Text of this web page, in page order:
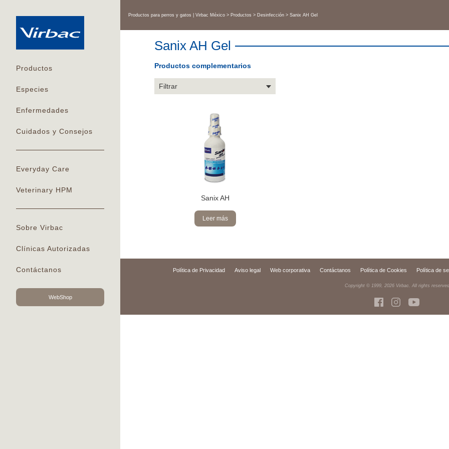
Productos
Especies
Enfermedades
Cuidados y Consejos
Everyday Care
Veterinary HPM
Sobre Virbac
Clínicas Autorizadas
Contáctanos
WebShop
Productos para perros y gatos | Virbac México Productos Desinfección Sanix AH Gel
Sanix AH Gel
Productos complementarios
Filtrar
Sanix AH
Leer más
Política de Privacidad Aviso legal Web corporativa Contáctanos Política de Cookies Política de
Copyright © 1999, 2026Virbac. All rights reserved